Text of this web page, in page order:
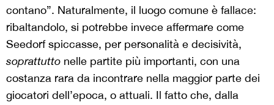
contano”. Naturalmente, il luogo comune è fallace:
ribaltandolo, si potrebbe invece affermare come
Seedorf spiccasse, per personalità e decisività,
soprattutto nelle partite più importanti, con una
costanza rara da incontrare nella maggior parte dei
giocatori dell’epoca, o attuali. Il fatto che, dalla